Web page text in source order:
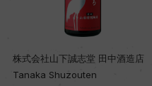
株式会社山下誠志堂 田中酒造店
Tanaka Shuzouten